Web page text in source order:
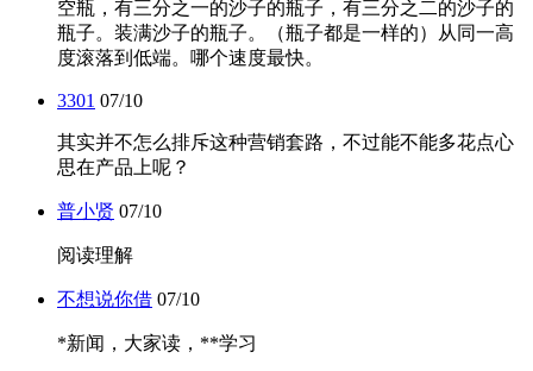
空瓶，有三分之一的沙子的瓶子，有三分之二的沙子的
瓶子。装满沙子的瓶子。（瓶子都是一样的）从同一高
度滚落到低端。哪个速度最快。
3301 07/10
其实并不怎么排斥这种营销套路，不过能不能多花点心
思在产品上呢？
普小贤 07/10
阅读理解
不想说你借 07/10
*新闻，大家读，**学习